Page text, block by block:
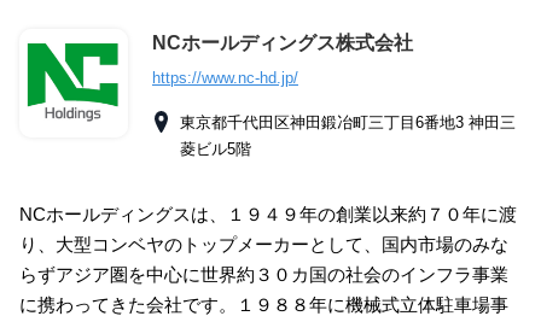
NCホールディングス株式会社
https://www.nc-hd.jp/
東京都千代田区神田鍛冶町三丁目6番地3 神田三
菱ビル5階
NCホールディングスは、１９４９年の創業以来約７０年に渡
り、大型コンベヤのトップメーカーとして、国内市場のみな
らずアジア圏を中心に世界約３０カ国の社会のインフラ事業
に携わってきた会社です。１９８８年に機械式立体駐車場事